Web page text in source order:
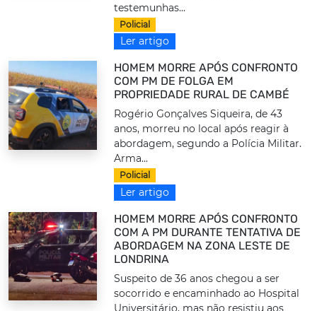
testemunhas...
Policial
Ler artigo
HOMEM MORRE APÓS CONFRONTO
COM PM DE FOLGA EM
PROPRIEDADE RURAL DE CAMBÉ
Rogério Gonçalves Siqueira, de 43
anos, morreu no local após reagir à
abordagem, segundo a Polícia Militar.
Arma...
Policial
Ler artigo
HOMEM MORRE APÓS CONFRONTO
COM A PM DURANTE TENTATIVA DE
ABORDAGEM NA ZONA LESTE DE
LONDRINA
Suspeito de 36 anos chegou a ser
socorrido e encaminhado ao Hospital
Universitário, mas não resistiu aos